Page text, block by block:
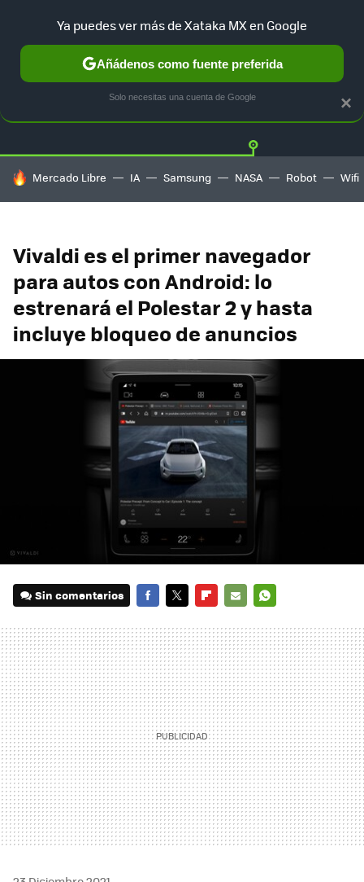
TESLA UBER AUTO ELECTRICO Twitter
HOY SE HABLA DE
Mercado Libre IA Samsung NASA Robot Wifi
Vivaldi es el primer navegador
para autos con Android: lo
estrenará el Polestar 2 y hasta
incluye bloqueo de anuncios
Sin comentarios
MAIL
×
Ya puedes ver más de Xataka MX en Google
Añádenos como fuente preferida
Solo necesitas una cuenta de Google